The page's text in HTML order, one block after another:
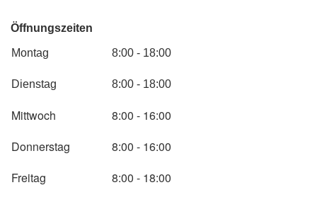
Öffnungszeiten
Montag 8:00 - 18:00
Dienstag 8:00 - 18:00
Mittwoch
8:00 - 16:00
Donnerstag
8:00 - 16:00
Freitag
8:00 - 18:00